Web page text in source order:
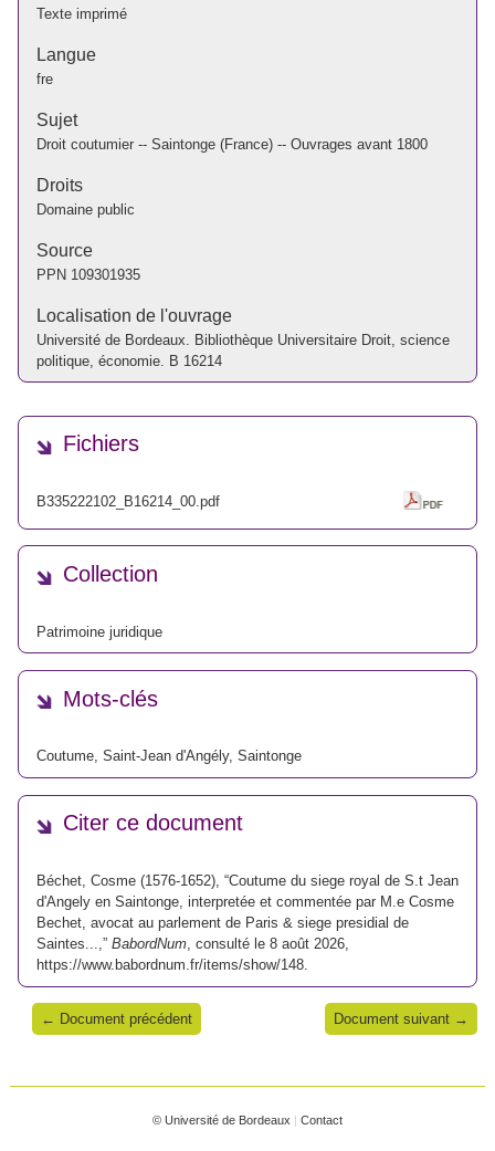
Texte imprimé
Langue
fre
Sujet
Droit coutumier -- Saintonge (France) -- Ouvrages avant 1800
Droits
Domaine public
Source
PPN 109301935
Localisation de l'ouvrage
Université de Bordeaux. Bibliothèque Universitaire Droit, science
politique, économie. B 16214
Fichiers
B335222102_B16214_00.pdf
Collection
Patrimoine juridique
Mots-clés
Coutume, Saint-Jean d'Angély, Saintonge
Citer ce document
Béchet, Cosme (1576-1652), “Coutume du siege royal de S.t Jean
d'Angely en Saintonge, interpretée et commentée par M.e Cosme
Bechet, avocat au parlement de Paris & siege presidial de
Saintes...,” BabordNum , consulté le 8 août 2026,
https://www.babordnum.fr/items/show/148
← Document précédent Document suivant →
© Université de Bordeaux | Contact